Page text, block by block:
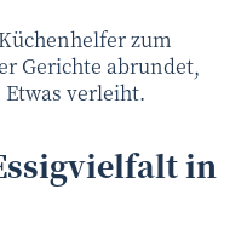
zum
Gerichte abrundet,
verleiht.
in